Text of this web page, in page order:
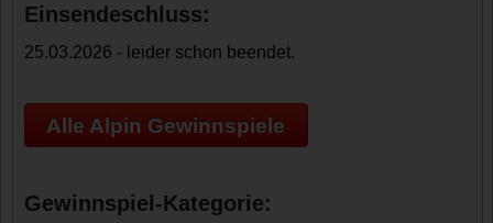
Einsendeschluss:
25.03.2026 - leider schon beendet.
Alle Alpin Gewinnspiele
Gewinnspiel-Kategorie: